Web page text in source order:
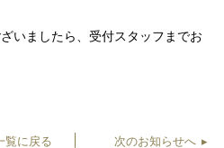
いましたら、受付スタッフまでお
覧に戻る 次のお知らせへ